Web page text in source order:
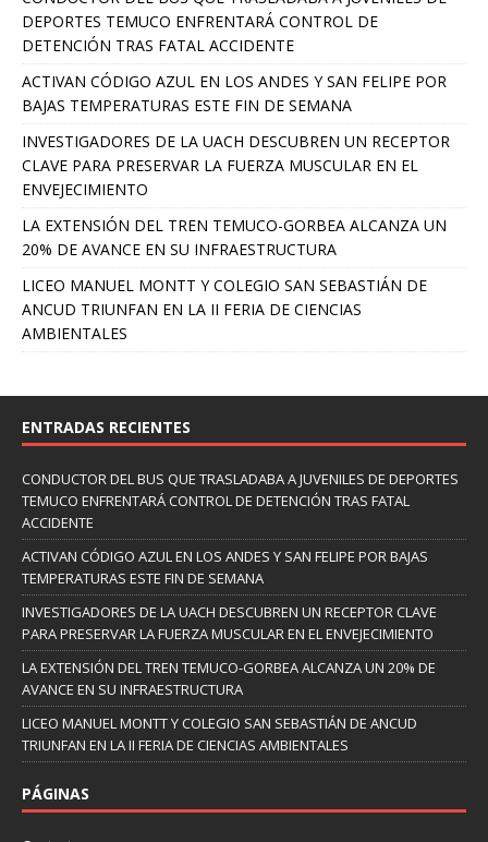
DEPORTES TEMUCO ENFRENTARÁ CONTROL DE
DETENCIÓN TRAS FATAL ACCIDENTE
ACTIVAN CÓDIGO AZUL EN LOS ANDES Y SAN FELIPE POR
BAJAS TEMPERATURAS ESTE FIN DE SEMANA
INVESTIGADORES DE LA UACH DESCUBREN UN RECEPTOR
CLAVE PARA PRESERVAR LA FUERZA MUSCULAR EN EL
ENVEJECIMIENTO
LA EXTENSIÓN DEL TREN TEMUCO-GORBEA ALCANZA UN
20% DE AVANCE EN SU INFRAESTRUCTURA
LICEO MANUEL MONTT Y COLEGIO SAN SEBASTIÁN DE
ANCUD TRIUNFAN EN LA II FERIA DE CIENCIAS
AMBIENTALES
ENTRADAS RECIENTES
CONDUCTOR DEL BUS QUE TRASLADABA A JUVENILES DE DEPORTES
TEMUCO ENFRENTARÁ CONTROL DE DETENCIÓN TRAS FATAL
ACCIDENTE
ACTIVAN CÓDIGO AZUL EN LOS ANDES Y SAN FELIPE POR BAJAS
TEMPERATURAS ESTE FIN DE SEMANA
INVESTIGADORES DE LA UACH DESCUBREN UN RECEPTOR CLAVE
PARA PRESERVAR LA FUERZA MUSCULAR EN EL ENVEJECIMIENTO
LA EXTENSIÓN DEL TREN TEMUCO-GORBEA ALCANZA UN 20% DE
AVANCE EN SU INFRAESTRUCTURA
LICEO MANUEL MONTT Y COLEGIO SAN SEBASTIÁN DE ANCUD
TRIUNFAN EN LA II FERIA DE CIENCIAS AMBIENTALES
PÁGINAS